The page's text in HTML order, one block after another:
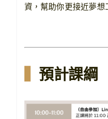
資，幫助你更接近夢想
預計課綱